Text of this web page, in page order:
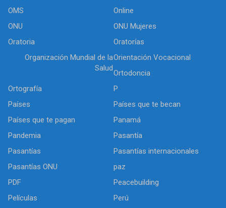
OMS
Online
ONU
ONU Mujeres
Oratoria
Oratorías
Organización Mundial de la
Salud
Orientación Vocacional
Ortodoncia
Ortografía
P
Países
Países que te becan
Países que te pagan
Panamá
Pandemia
Pasantía
Pasantías
Pasantías internacionales
Pasantías ONU
paz
PDF
Peacebuilding
Películas
Perú